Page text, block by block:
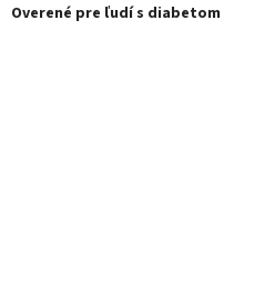
Overené pre ľudí s diabetom